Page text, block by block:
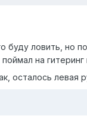
ловить, но
на
осталось левая